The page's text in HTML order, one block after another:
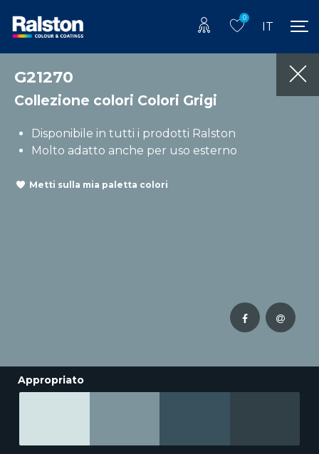
0
IT
G21270
Collezione colori Colori Grigi
Disponibile in tutti i prodotti Ralston
Molto adatto anche per uso esterno
Metti sulla mia paletta colori
Appropriato